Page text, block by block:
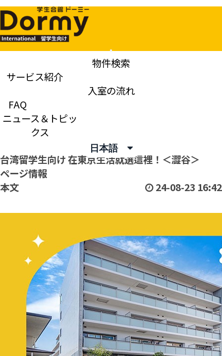
Menu
物件検索
サービス紹介
入室の流れ
FAQ
ニュース＆トピッ
クス
日本語
ニュース＆トピックス
News & Topics
台湾留学生向け在東京生活就選這裡！＜澀谷＞
ページ情報
24-08-23 16:42
本文